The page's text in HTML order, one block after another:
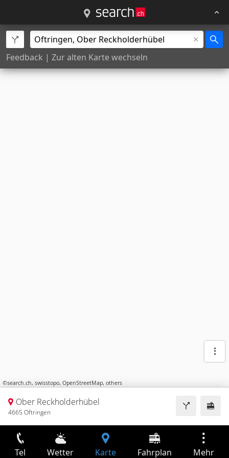
Feedback | Zur alten Karte wechseln
©search.ch, swisstopo, OpenStreetMap, others
Ober Reckholderhübel
4665 Oftringen
Tel Wetter Karte Fahrplan Mehr